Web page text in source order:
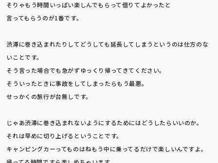
そりゃもう時間いっぱい楽しんでもらって借りてよかったと
言ってもらうのが1番です。
渋滞に巻き込まれたりしてどうしても延長してしまうというのは仕方のな
いことです。
そう言った場合でも急がずゆっくり帰ってきてください。
そういったときに事故をしてしまったらもう最悪。
せっかくの旅行が台無しです。
じゃあ渋滞に巻き込まれないようにするためにはどうしたらいいのか。
それは早めに切り上げるということです。
キャンピングカーってものはねもう中に乗ってるだけで楽しいんですよ。